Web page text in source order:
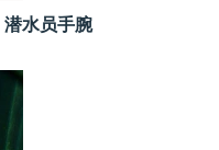
水员手腕